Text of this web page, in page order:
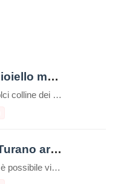
Orvinio: un gioiello medievale tra i monti Lucretili
Nascosto tra le dolci colline dei Monti Lucretili, Orvinio è un piccolo borgo medievale che incanta con il suo fascino antico e la sua atmosfera senza tempo. Situato nella provincia di Rieti, a circa 840 metri di altitudine, questo pittoresco paesino è annoverato tra i “Borghi più belli d’Italia”, un riconoscimento meritato grazie alle sue […]
Sul lago del Turano arriva THIORA
Dal 31 luglio 2025 è possibile vivere un’esperienza indimenticabile sul Lago del Turano a bordo del battello elettrico THIORA. Un’escursione unica e impedibile all’insegna del turismo sostenibile e del rispetto per l’ambiente. Il battello THIORA, infatti, è alimentato da motori elettrici che si ricaricano con pannelli fotovoltaici. La navigazione avviene perciò senza inquinare e senza disturbare la natura, permettendo ai naviganti di scoprire e godere della […]